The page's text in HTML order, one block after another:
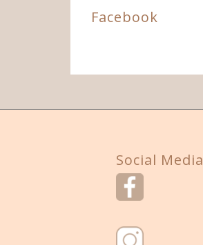
Facebook
Social Media